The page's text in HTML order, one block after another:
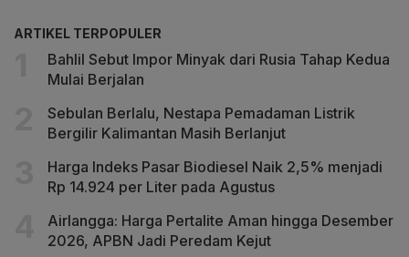
ARTIKEL TERPOPULER
Bahlil Sebut Impor Minyak dari Rusia Tahap Kedua
Mulai Berjalan
Sebulan Berlalu, Nestapa Pemadaman Listrik
Bergilir Kalimantan Masih Berlanjut
Harga Indeks Pasar Biodiesel Naik 2,5% menjadi
Rp 14.924 per Liter pada Agustus
Airlangga: Harga Pertalite Aman hingga Desember
2026, APBN Jadi Peredam Kejut